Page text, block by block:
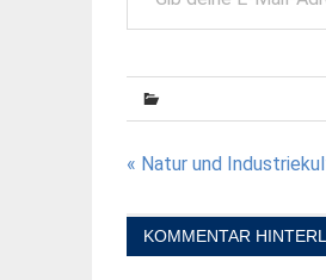
« Natur und
KOMMENTAR